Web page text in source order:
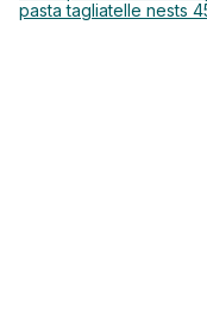
pasta tagliatelle nests